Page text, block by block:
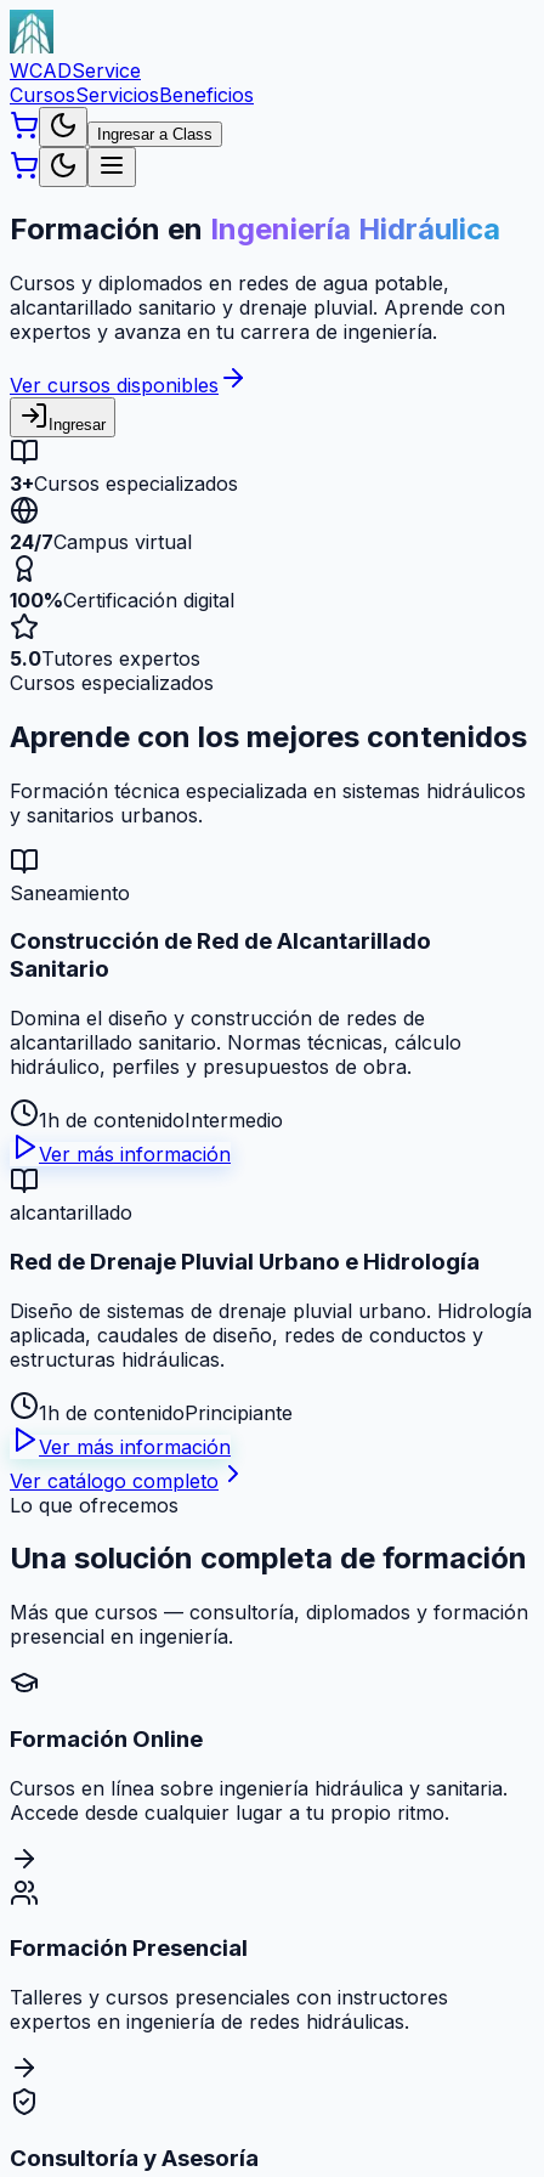
WCADService
CursosServiciosBeneficios
Ingresar a Class
Formación en Ingeniería Hidráulica
Cursos y diplomados en redes de agua potable,
alcantarillado sanitario y drenaje pluvial. Aprende con
expertos y avanza en tu carrera de ingeniería.
Ver cursos disponibles
Ingresar
3+Cursos especializados
24/7Campus virtual
100%Certificación digital
5.0Tutores expertos
Cursos especializados
Aprende con los mejores contenidos
Formación técnica especializada en sistemas hidráulicos
y sanitarios urbanos.
Saneamiento
Construcción de Red de Alcantarillado
Sanitario
Domina el diseño y construcción de redes de
alcantarillado sanitario. Normas técnicas, cálculo
hidráulico, perfiles y presupuestos de obra.
1h de contenidoIntermedio
Ver más información
alcantarillado
Red de Drenaje Pluvial Urbano e Hidrología
Diseño de sistemas de drenaje pluvial urbano. Hidrología
aplicada, caudales de diseño, redes de conductos y
estructuras hidráulicas.
1h de contenidoPrincipiante
Ver más información
Ver catálogo completo
Lo que ofrecemos
Una solución completa de formación
Más que cursos — consultoría, diplomados y formación
presencial en ingeniería.
Formación Online
Cursos en línea sobre ingeniería hidráulica y sanitaria.
Accede desde cualquier lugar a tu propio ritmo.
Formación Presencial
Talleres y cursos presenciales con instructores
expertos en ingeniería de redes hidráulicas.
Consultoría y Asesoría